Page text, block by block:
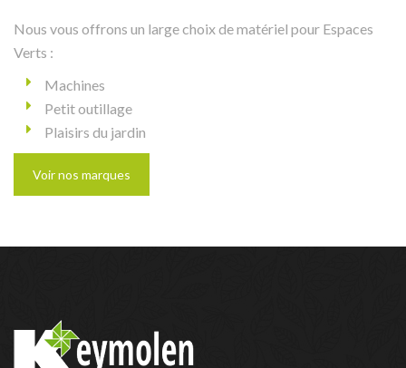
Nous vous offrons un large choix de matériel pour Espaces
Verts :
Machines
Petit outillage
Plaisirs du jardin
Voir nos marques